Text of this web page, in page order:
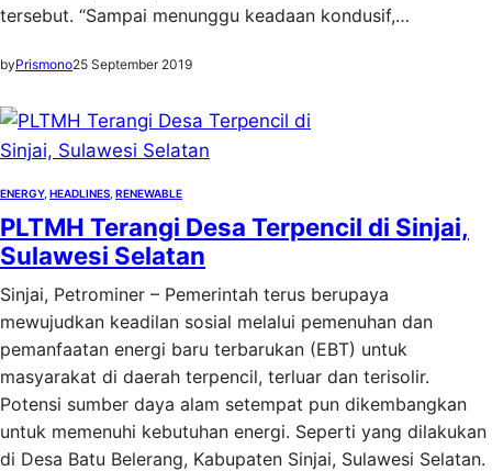
tersebut. “Sampai menunggu keadaan kondusif,…
byPrismono25 September 2019
ENERGY, HEADLINES RENEWABLE
PLTMH Terangi Desa Terpencil di Sinjai,
Sulawesi Selatan
Sinjai, Petrominer – Pemerintah terus berupaya
mewujudkan keadilan sosial melalui pemenuhan dan
pemanfaatan energi baru terbarukan (EBT) untuk
masyarakat di daerah terpencil, terluar dan terisolir.
Potensi sumber daya alam setempat pun dikembangkan
untuk memenuhi kebutuhan energi. Seperti yang dilakukan
di Desa Batu Belerang, Kabupaten Sinjai, Sulawesi Selatan.